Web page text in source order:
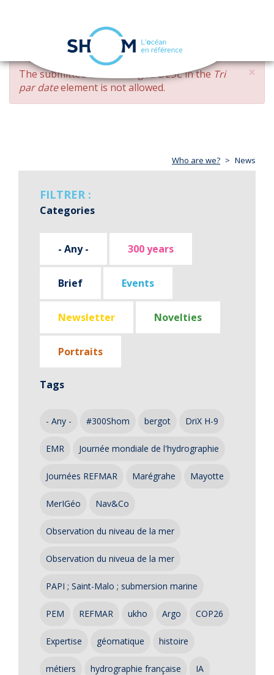
Skip
main
content
navigation
×
ERROR
MESSAGE
The submitted value changed DESCin the Tri
par dateelement is not allowed.
Who are we? News
FILTRER :
Categories
- Any - 300 years
Brief Events
Newsletter Novelties
Portraits
Tags
- Any - #300Shom bergot DriX H-9
EMR Journée mondiale de l'hydrographie
Journées REFMAR Marégrahe Mayotte
MerIGéo Nav&Co
Observation du niveau de la mer
Observation du niveua de la mer
PAPI ; Saint-Malo ; submersion marine
PEM REFMAR ukho Argo COP26
Expertise géomatique histoire
métiers hydrographie française IA